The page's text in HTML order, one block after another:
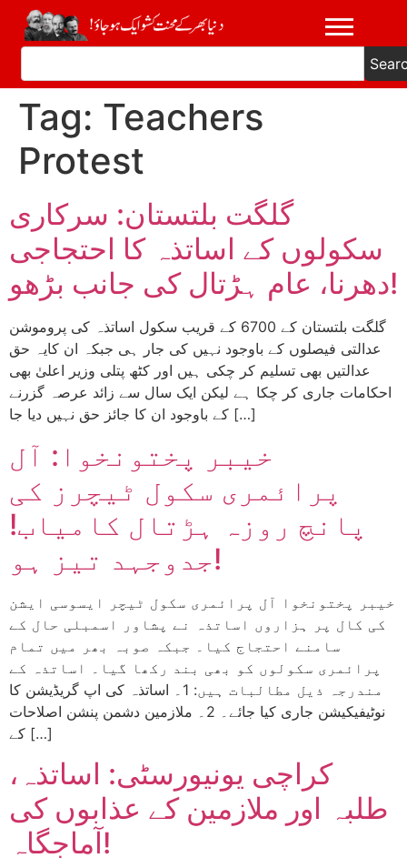
Tag: Teachers
Protest
گلگت بلتستان: سرکاری
سکولوں کے اساتذہ کا احتجاجی
دھرنا، عام ہڑتال کی جانب بڑھو!
گلگت بلتستان کے 6700 کے قریب سکول اساتذہ کی پروموشن
عدالتی فیصلوں کے باوجود نہیں کی جار ہی جبکہ ان کایہ حق
عدالتیں بھی تسلیم کر چکی ہیں اور کٹھ پتلی وزیر اعلیٰ بھی
احکامات جاری کر چکا ہے لیکن ایک سال سے زائد عرصہ گزرنے
کے باوجود ان کا جائز حق نہیں دیا جا […]
خیبر پختونخوا: آل
پرائمری سکول ٹیچرز کی
پانچ روزہ ہڑتال کامیاب!
جدوجہد تیز ہو!
خیبر پختونخوا آل پرائمری سکول ٹیچر ایسوسی ایشن
کی کال پر ہزاروں اساتذہ نے پشاور اسمبلی حال کے
سامنے احتجاج کیا۔ جبکہ صوبہ بھر میں تمام
پرائمری سکولوں کو بھی بند رکھا گیا۔ اساتذہ کے
مندرجہ ذیل مطالبات ہیں: 1۔ اساتذہ کی اپ گریڈیشن کا
نوٹیفیکیشن جاری کیا جائے۔ 2۔ ملازمین دشمن پنشن اصلاحات
کے […]
کراچی یونیورسٹی: اساتذہ،
طلبہ اور ملازمین کے عذابوں کی
آماجگاہ!